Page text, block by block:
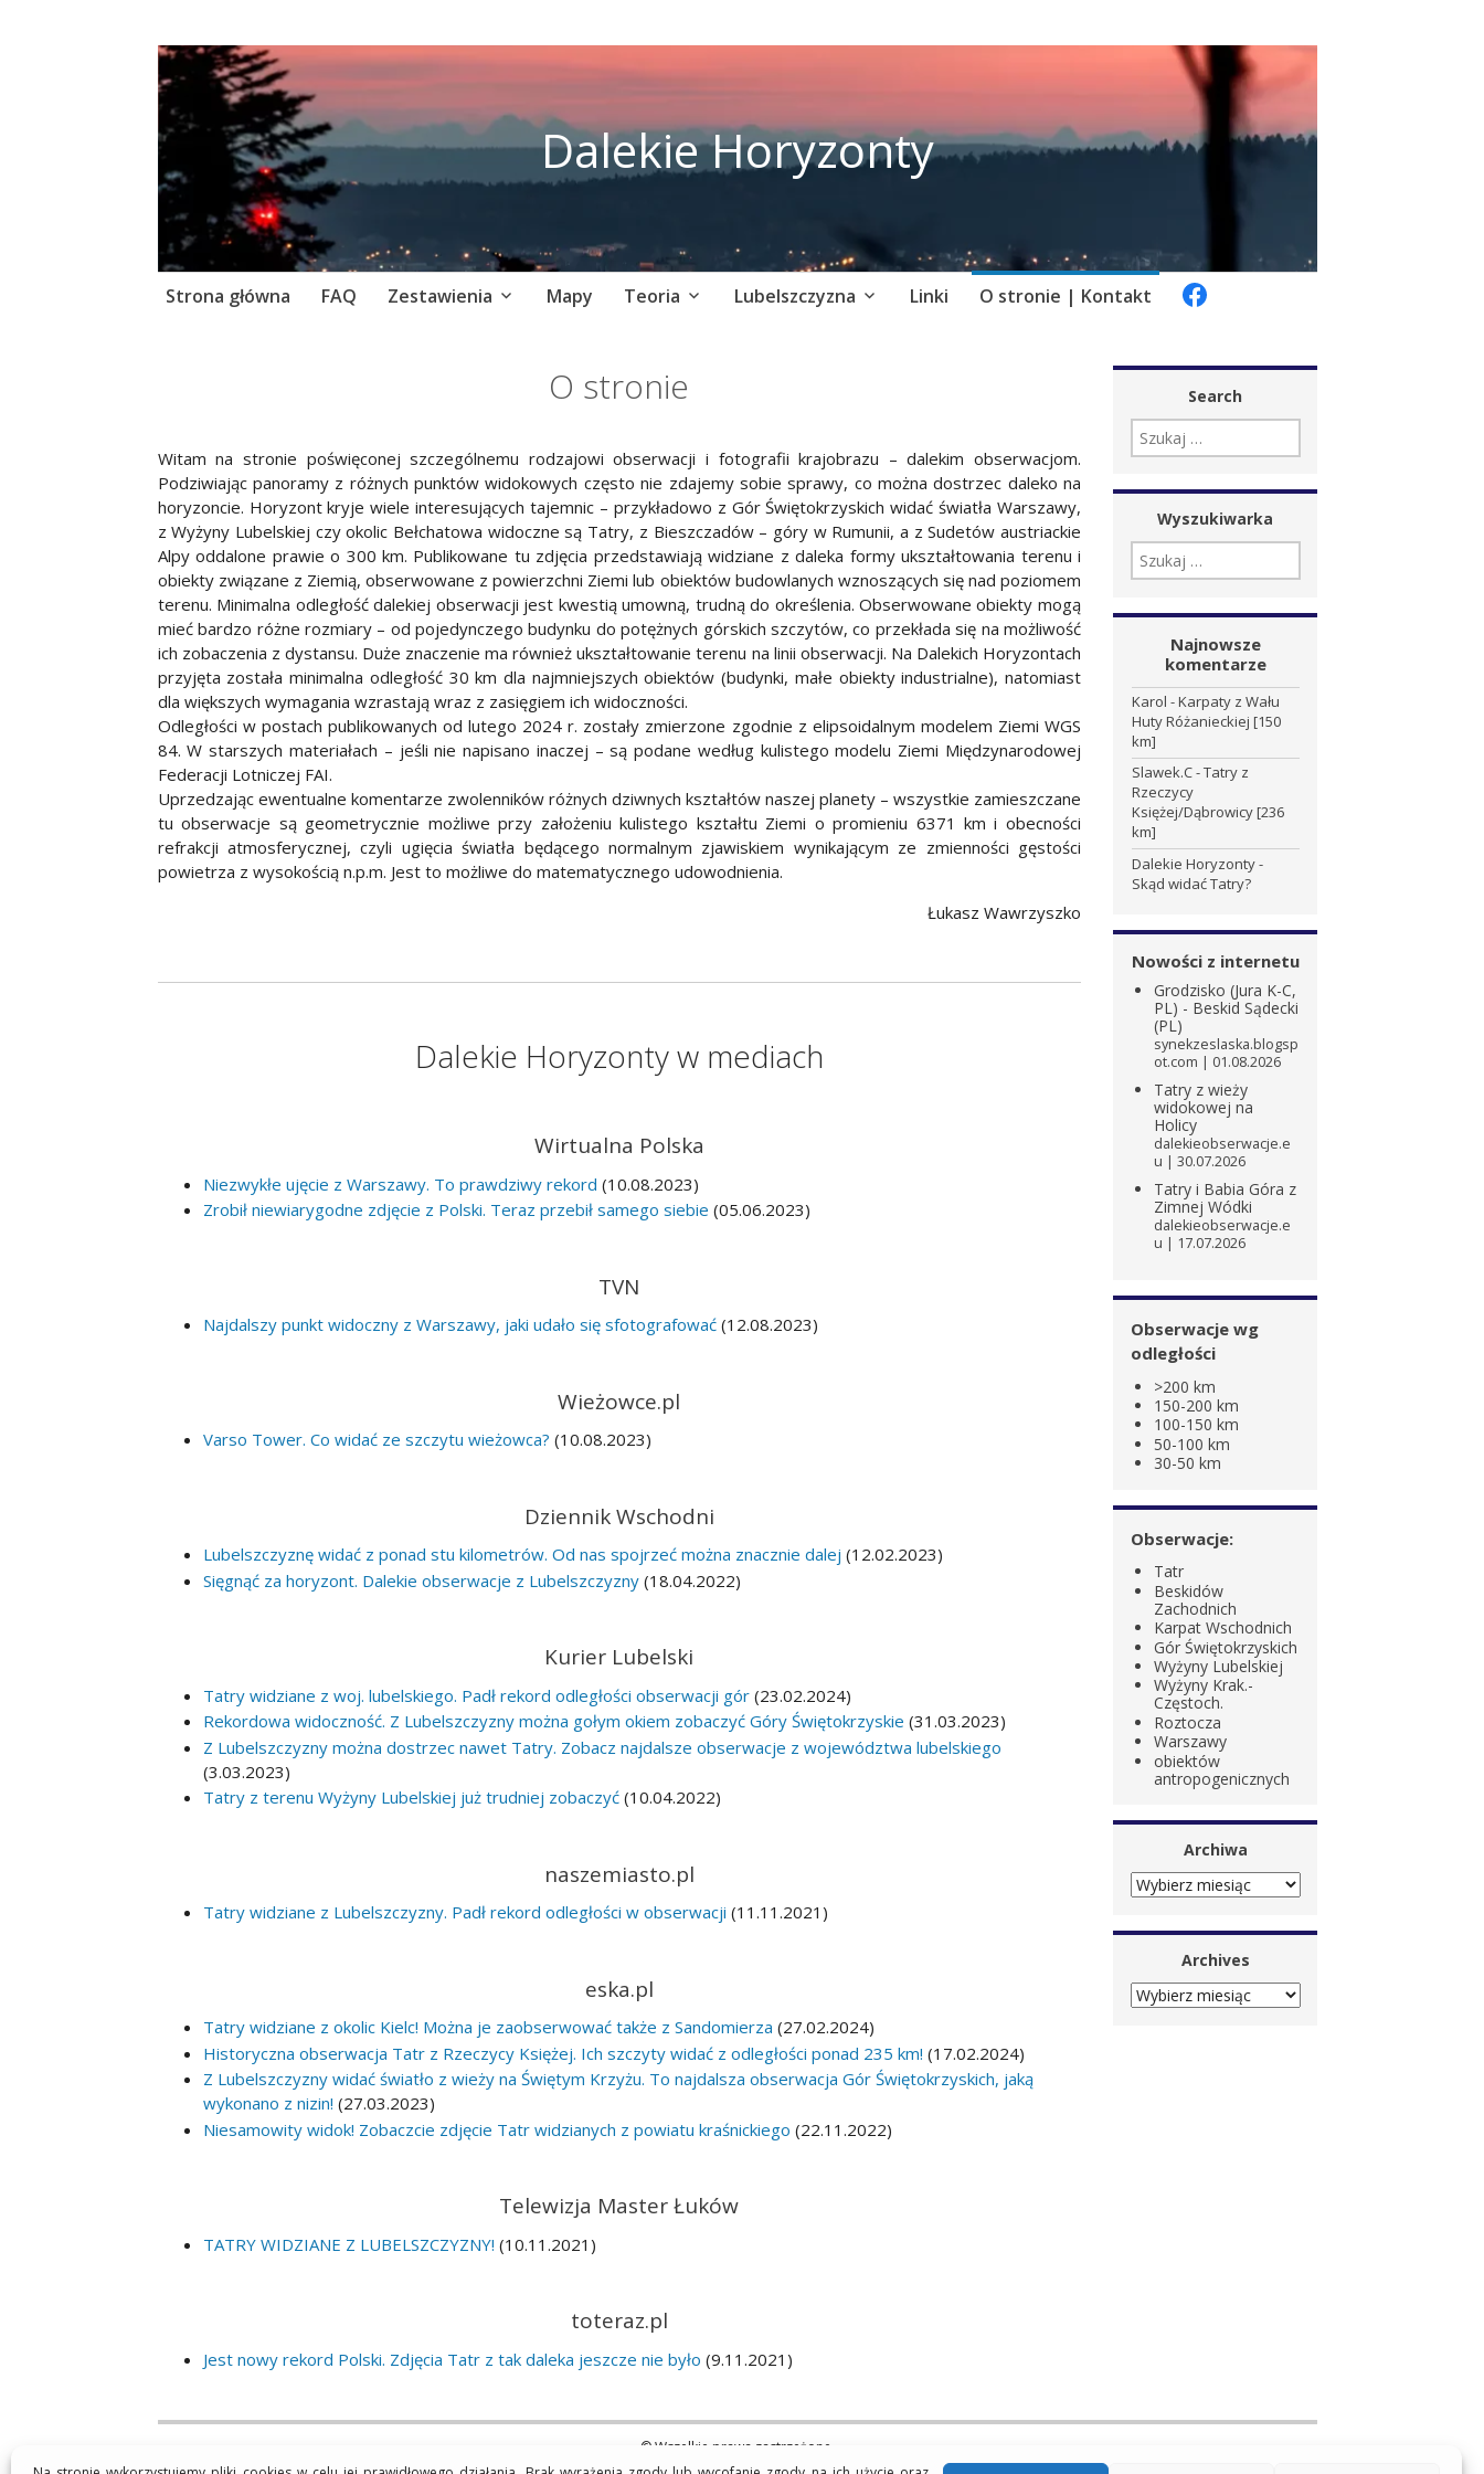
Dalekie Horyzonty
Skip
Strona główna FAQ Zestawienia Mapy Teoria Lubelszczyzna Linki O stronie | Kontakt
O stronie
Witam na stronie poświęconej szczególnemu rodzajowi obserwacji i fotografii krajobrazu – dalekim obserwacjom.
Podziwiając panoramy z różnych punktów widokowych często nie zdajemy sobie sprawy, co można dostrzec daleko na
horyzoncie. Horyzont kryje wiele interesujących tajemnic – przykładowo z Gór Świętokrzyskich widać światła Warszawy,
z Wyżyny Lubelskiej czy okolic Bełchatowa widoczne są Tatry, z Bieszczadów – góry w Rumunii, a z Sudetów austriackie
Alpy oddalone prawie o 300 km. Publikowane tu zdjęcia przedstawiają widziane z daleka formy ukształtowania terenu i
obiekty związane z Ziemią, obserwowane z powierzchni Ziemi lub obiektów budowlanych wznoszących się nad poziomem
terenu. Minimalna odległość dalekiej obserwacji jest kwestią umowną, trudną do określenia. Obserwowane obiekty mogą
mieć bardzo różne rozmiary – od pojedynczego budynku do potężnych górskich szczytów, co przekłada się na możliwość
ich zobaczenia z dystansu. Duże znaczenie ma również ukształtowanie terenu na linii obserwacji. Na Dalekich Horyzontach
przyjęta została minimalna odległość 30 km dla najmniejszych obiektów (budynki, małe obiekty industrialne), natomiast
dla większych wymagania wzrastają wraz z zasięgiem ich widoczności.
Odległości w postach publikowanych od lutego 2024 r. zostały zmierzone zgodnie z elipsoidalnym modelem Ziemi WGS
84. W starszych materiałach – jeśli nie napisano inaczej – są podane według kulistego modelu Ziemi Międzynarodowej
Federacji Lotniczej FAI.
Uprzedzając ewentualne komentarze zwolenników różnych dziwnych kształtów naszej planety – wszystkie zamieszczane
tu obserwacje są geometrycznie możliwe przy założeniu kulistego kształtu Ziemi o promieniu 6371 km i obecności
refrakcji atmosferycznej, czyli ugięcia światła będącego normalnym zjawiskiem wynikającym ze zmienności gęstości
powietrza z wysokością n.p.m. Jest to możliwe do matematycznego udowodnienia.
Łukasz Wawrzyszko
Dalekie Horyzonty w mediach
Wirtualna Polska
Niezwykłe ujęcie z Warszawy. To prawdziwy rekord (10.08.2023)
Zrobił niewiarygodne zdjęcie z Polski. Teraz przebił samego siebie (05.06.2023)
TVN
Najdalszy punkt widoczny z Warszawy, jaki udało się sfotografować (12.08.2023)
Wieżowce.pl
Varso Tower. Co widać ze szczytu wieżowca? (10.08.2023)
Dziennik Wschodni
Lubelszczyznę widać z ponad stu kilometrów. Od nas spojrzeć można znacznie dalej (12.02.2023)
Sięgnąć za horyzont. Dalekie obserwacje z Lubelszczyzny (18.04.2022)
Kurier Lubelski
Tatry widziane z woj. lubelskiego. Padł rekord odległości obserwacji gór (23.02.2024)
Rekordowa widoczność. Z Lubelszczyzny można gołym okiem zobaczyć Góry Świętokrzyskie (31.03.2023)
Z Lubelszczyzny można dostrzec nawet Tatry. Zobacz najdalsze obserwacje z województwa lubelskiego
(3.03.2023)
Tatry z terenu Wyżyny Lubelskiej już trudniej zobaczyć (10.04.2022)
naszemiasto.pl
Tatry widziane z Lubelszczyzny. Padł rekord odległości w obserwacji (11.11.2021)
eska.pl
Tatry widziane z okolic Kielc! Można je zaobserwować także z Sandomierza (27.02.2024)
Historyczna obserwacja Tatr z Rzeczycy Księżej. Ich szczyty widać z odległości ponad 235 km! (17.02.2024)
Z Lubelszczyzny widać światło z wieży na Świętym Krzyżu. To najdalsza obserwacja Gór Świętokrzyskich, jaką
wykonano z nizin! (27.03.2023)
Niesamowity widok! Zobaczcie zdjęcie Tatr widzianych z powiatu kraśnickiego (22.11.2022)
Telewizja Master Łuków
TATRY WIDZIANE Z LUBELSZCZYZNY! (10.11.2021)
toteraz.pl
Jest nowy rekord Polski. Zdjęcia Tatr z tak daleka jeszcze nie było (9.11.2021)
Search
SZUKAJ:
Wyszukiwarka
SZUKAJ:
Najnowsze
komentarze
Karol -Karpaty z Wału
Huty Różanieckiej [150
km]
Slawek.C-Tatry z
Rzeczycy
Księżej/Dąbrowicy [236
km]
Dalekie Horyzonty-
Skąd widać Tatry?
Nowości z internetu
Grodzisko (Jura K-C,
PL) - Beskid Sądecki
(PL)
synekzeslaska.blogsp
ot.com
01.08.2026
Tatry z wieży
widokowej na
Holicy
dalekieobserwacje.e
u
30.07.2026
Tatry i Babia Góra z
Zimnej Wódki
dalekieobserwacje.e
u
17.07.2026
Obserwacje wg
odległości
>200 km
150-200 km
100-150 km
50-100 km
30-50 km
Obserwacje:
Tatr
Beskidów
Zachodnich
Karpat Wschodnich
Gór Świętokrzyskich
Wyżyny Lubelskiej
Wyżyny Krak.-
Częstoch.
Roztocza
Warszawy
obiektów
antropogenicznych
Archiwa
ARCHIWA
Archives
ARCHIVES
© Wszelkie prawa zastrzeżone.
Polityka plików cookies i prywatności